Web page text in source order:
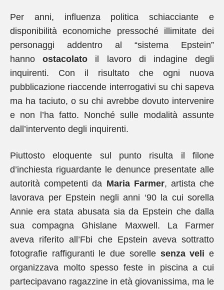
Per anni, influenza politica schiacciante e
disponibilità economiche pressoché illimitate dei
personaggi addentro al “sistema Epstein”
hannoostacolato il lavoro di indagine degli
inquirenti. Con il risultato che ogni nuova
pubblicazione riaccende interrogativi su chi sapeva
ma ha taciuto, o su chi avrebbe dovuto intervenire
e non l’ha fatto. Nonché sulle modalità assunte
dall’intervento degli inquirenti.
Piuttosto eloquente sul punto risulta il filone
d’inchiesta riguardante le denunce presentate alle
autorità competenti da Maria Farmer, artista che
lavorava per Epstein negli anni ‘90 la cui sorella
Annie era stata abusata sia da Epstein che dalla
sua compagna Ghislane Maxwell. La Farmer
aveva riferito all’Fbi che Epstein aveva sottratto
fotografie raffiguranti le due sorelle senza veli e
organizzava molto spesso feste in piscina a cui
partecipavano ragazzine in età giovanissima, ma le